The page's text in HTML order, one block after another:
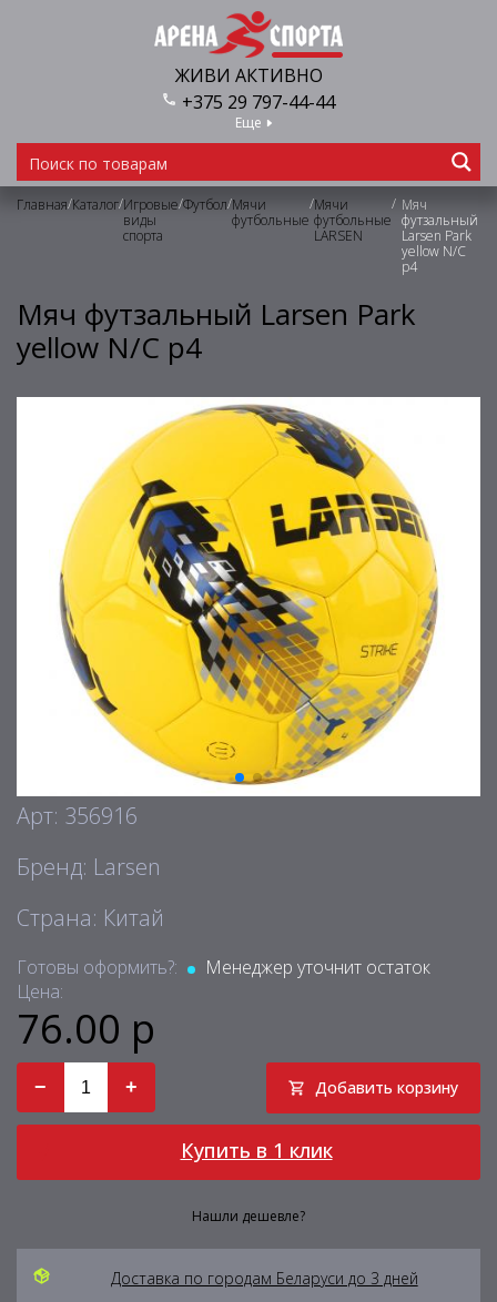
ЖИВИ АКТИВНО
+375 29 797-44-44
Еще
Главная/Каталог/Игровые
виды
спорта
/Футбол/Мячи
футбольные
/Мячи
футбольные
LARSEN
/ Мяч
футзальный
Larsen Park
yellow N/C
р4
Мяч футзальный Larsen Park
yellow N/C р4
Арт: 356916
Бренд: Larsen
Страна: Китай
Готовы оформить?:
Менеджер уточнит остаток
Цена:
76.00 р
− + Добавить корзину
Купить в 1 клик
Нашли дешевле?
Доставка по городам Беларуси до 3 дней